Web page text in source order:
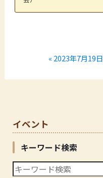
« 2023年7月19日
イベント
キーワード検索